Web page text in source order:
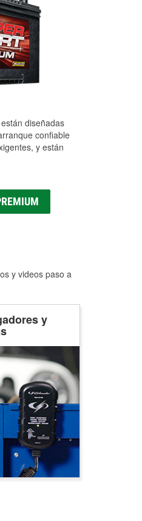
diseñadas
confiable
y están
y videos paso a
y